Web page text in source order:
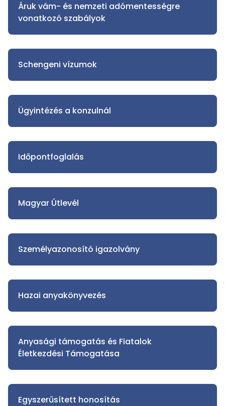
Áruk vám- és nemzeti adómentességre
vonatkozó szabályok
Schengeni vízumok
Ügyintézés a konzulnál
Időpontfoglalás
Magyar Útlevél
Személyazonosító igazolvány
Hazai anyakönyvezés
Anyasági támogatás és Fiatalok
Életkezdési Támogatása
Egyszerűsített honosítás